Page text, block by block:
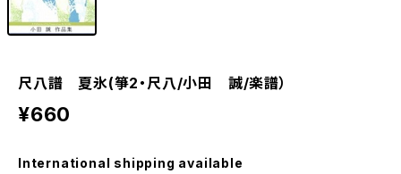
尺八譜 夏氷(箏2・尺八/小田 誠/楽譜）
¥660
International shipping available